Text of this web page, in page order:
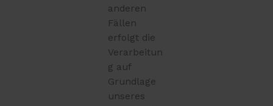
anderen
Fällen
erfolgt die
Verarbeitun
g auf
Grundlage
unseres